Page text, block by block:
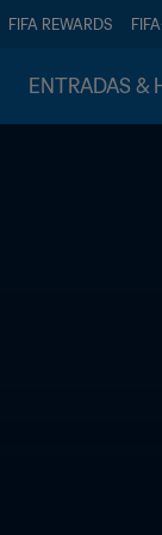
FIFA REWARDS
ENTRADAS &